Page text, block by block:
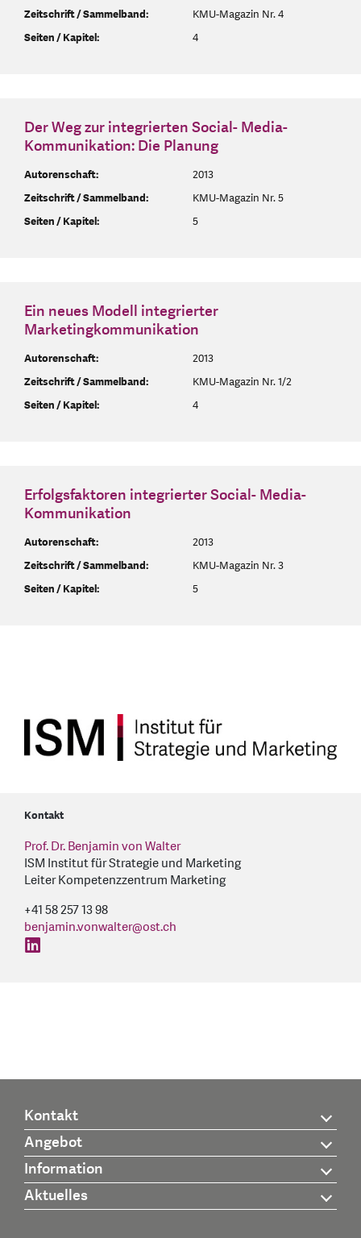
Zeitschrift / Sammelband:
KMU-Magazin Nr. 4
Seiten / Kapitel:
4
Der Weg zur integrierten Social- Media-
Kommunikation: Die Planung
Autorenschaft:
2013
Zeitschrift / Sammelband:
KMU-Magazin Nr. 5
Seiten / Kapitel:
5
Ein neues Modell integrierter
Marketingkommunikation
Autorenschaft:
2013
Zeitschrift / Sammelband:
KMU-Magazin Nr. 1/2
Seiten / Kapitel:
4
Erfolgsfaktoren integrierter Social- Media-
Kommunikation
Autorenschaft:
2013
Zeitschrift / Sammelband:
KMU-Magazin Nr. 3
Seiten / Kapitel:
5
Kontakt
Prof. Dr. Benjamin von Walter
ISM Institut für Strategie und Marketing
Leiter Kompetenzzentrum Marketing
+41 58 257 13 98
benjamin.vonwalter@ost.ch
find us on: linkedin
Kontakt
Angebot
Information
Aktuelles